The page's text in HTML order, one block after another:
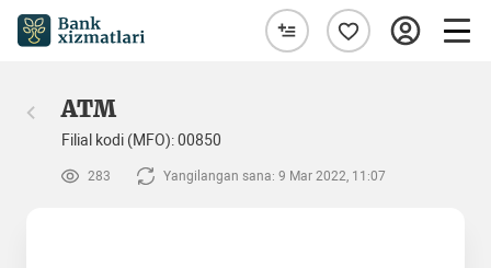
ATM
Filial kodi (MFO): 00850
283 Yangilangan sana: 9 Mar 2022, 11:07